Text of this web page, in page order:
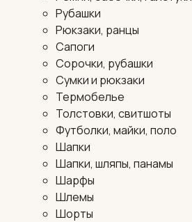
Рубашки
Рюкзаки, ранцы
Сапоги
Сорочки, рубашки
Сумки и рюкзаки
Термобелье
Толстовки, свитшоты
Футболки, майки, поло
Шапки
Шапки, шляпы, панамы
Шарфы
Шлемы
Шорты